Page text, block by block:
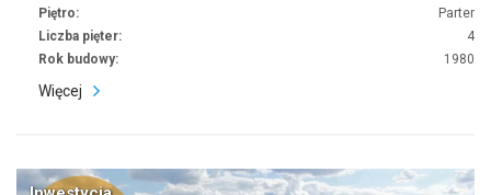
Piętro:
Parter
Liczba pięter:
4
Rok budowy:
1980
Więcej